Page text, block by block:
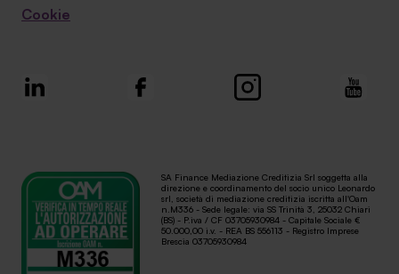
Cookie
SA Finance Mediazione Creditizia Srl soggetta alla
direzione e coordinamento del socio unico Leonardo
srl, società di mediazione creditizia iscritta all'Oam
n.M336 - Sede legale: via SS Trinità 3, 25032 Chiari
(BS) - P.iva / CF 03705930984 - Capitale Sociale €
50.000,00 i.v. - REA BS 556113 - Registro Imprese
Brescia 03705930984